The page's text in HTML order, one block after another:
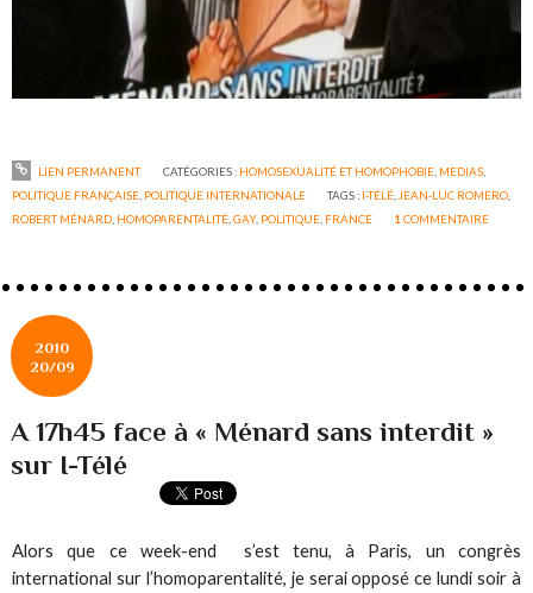
LIEN PERMANENT CATÉGORIES : HOMOSEXUALITÉ ET HOMOPHOBIE, MEDIAS,
POLITIQUE FRANÇAISE POLITIQUE INTERNATIONALE TAGS : I-TÉLÉ JEAN-LUC ROMERO
ROBERT MÉNARD HOMOPARENTALITÉ ,GAY, POLITIQUE FRANCE 1 COMMENTAIRE
2010
20/09
A 17h45 face à « Ménard sans interdit »
sur I-Télé
Alors que ce week-end s’est tenu, à Paris, un congrès
international sur l’homoparentalité, je serai opposé ce lundi soir à